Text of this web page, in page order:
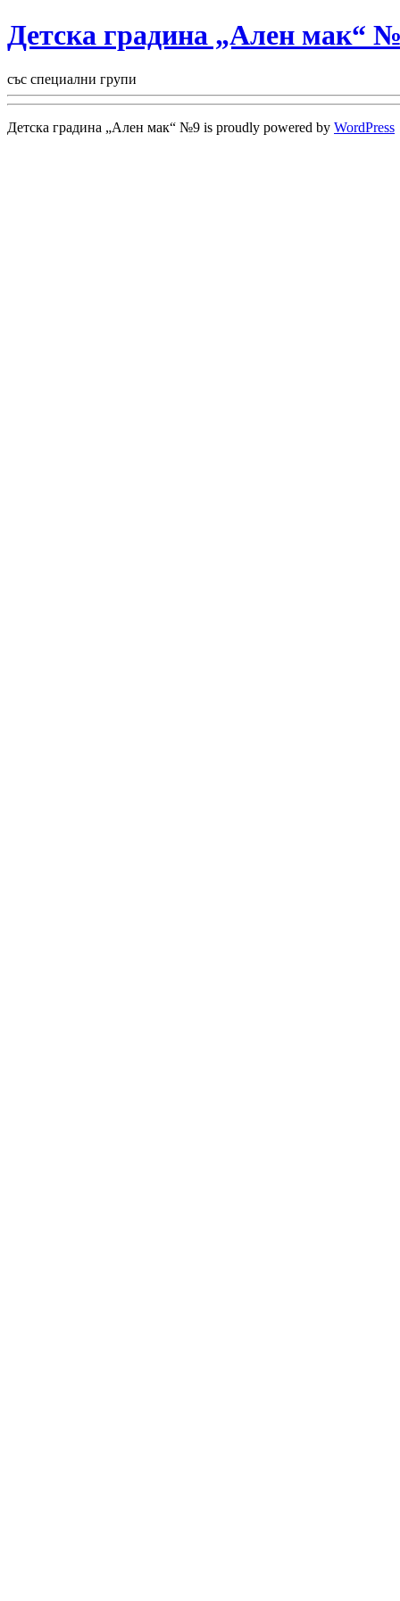
Детска градина „Ален мак“
със специални групи
Детска градина „Ален мак“ №9 is proudly powered by WordPress